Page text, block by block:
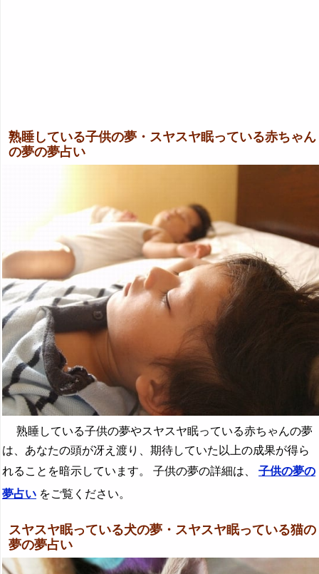
熟睡している子供の夢・スヤスヤ眠っている赤ちゃん
の夢の夢占い
熟睡している子供の夢やスヤスヤ眠っている赤ちゃんの夢
は、あなたの頭が冴え渡り、期待していた以上の成果が得ら
れることを暗示しています。 子供の夢の詳細は、 子供の夢の
夢占い をご覧ください。
スヤスヤ眠っている犬の夢・スヤスヤ眠っている猫の
夢の夢占い